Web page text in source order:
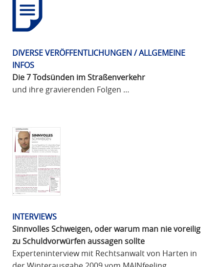
DIVERSE VERÖFFENTLICHUNGEN / ALLGEMEINE
INFOS
Die 7 Todsünden im Straßenverkehr
und ihre gravierenden Folgen …
INTERVIEWS
Sinnvolles Schweigen, oder warum man nie voreilig
zu Schuldvorwürfen aussagen sollte
Experteninterview mit Rechtsanwalt von Harten in